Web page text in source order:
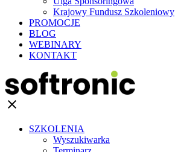
Krajowy Fundusz Szkoleniowy
PROMOCJE
BLOG
WEBINARY
KONTAKT
clear
SZKOLENIA
Wyszukiwarka